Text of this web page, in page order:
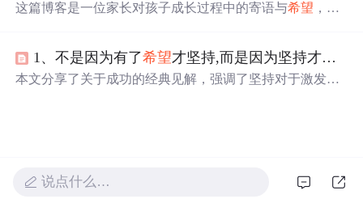
这篇博客是一位家长对孩子成长过程中的寄语与希望 ，包
1、不是因为有了希望才坚持,而是因为坚持才有了
本文分享了关于成功的经典见解，强调了坚持对于激发希
说点什么…